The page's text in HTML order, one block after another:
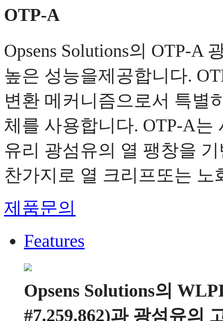
OTP-A
Opsens Solutions의 OTP-A
높은 성능을제공합니다.
변환 메커니즘으로서 특별
체를 사용합니다. OTP-A
유리 광섬유의 열 팽창을
찬가지로 열 크리프또는
제품문의
Features
Opsens Solutions의
#7.259.862)과 광섬유의